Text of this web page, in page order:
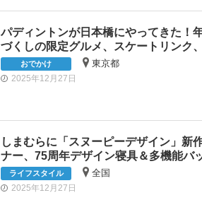
パディントンが日本橋にやってきた！
づくしの限定グルメ、スケートリンク
おでかけ 東京都
2025年12月27日
しまむらに「スヌーピーデザイン」新
ナー、75周年デザイン寝具＆多機能バ
ライフスタイル 全国
2025年12月27日